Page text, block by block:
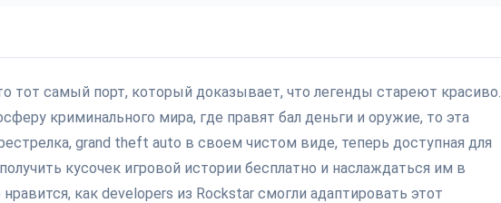
тот самый порт, который доказывает, что легенды стареют красиво.
криминального мира, где правят бал деньги и оружие, то эта
grand theft auto в своем чистом виде, теперь доступная для
кусочек игровой истории бесплатно и наслаждаться им в
как developers из Rockstar смогли адаптировать этот